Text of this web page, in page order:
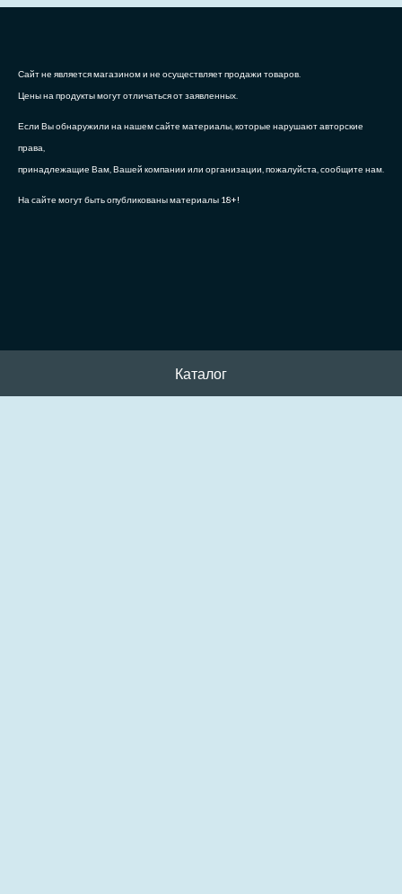
Сайт не является магазином и не осуществляет продажи товаров.
Цены на продукты могут отличаться от заявленных.
Если Вы обнаружили на нашем сайте материалы, которые нарушают авторские
права,
принадлежащие Вам, Вашей компании или организации, пожалуйста, сообщите нам.
На сайте могут быть опубликованы материалы 18+!
Каталог